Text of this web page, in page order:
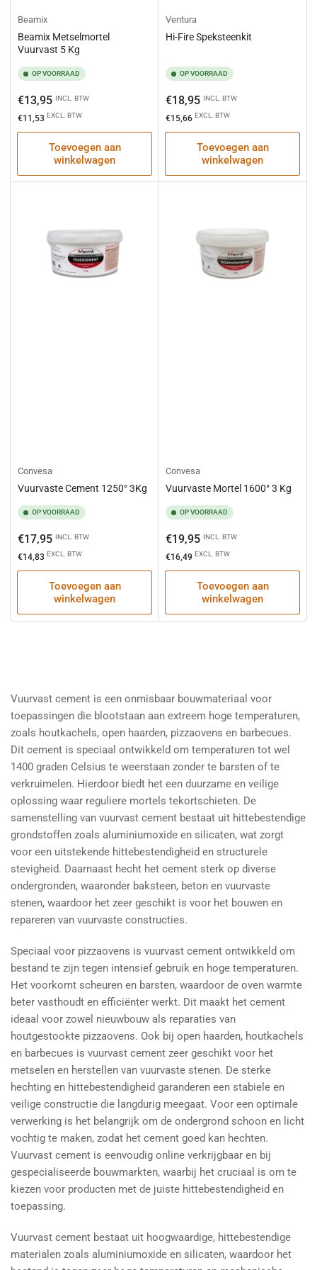
Beamix
Beamix Metselmortel
Vuurvast 5 Kg
OP VOORRAAD
Normale
prijs
€13,95 INCL. BTW
€11,53 EXCL. BTW
Toevoegen aan
winkelwagen
Ventura
Hi-Fire Speksteenkit
OP VOORRAAD
Normale
prijs
€18,95 INCL. BTW
€15,66 EXCL. BTW
Toevoegen aan
winkelwagen
Convesa
Vuurvaste Cement 1250° 3Kg
OP VOORRAAD
Normale
prijs
€17,95 INCL. BTW
€14,83 EXCL. BTW
Toevoegen aan
winkelwagen
Convesa
Vuurvaste Mortel 1600° 3 Kg
OP VOORRAAD
Normale
prijs
€19,95 INCL. BTW
€16,49 EXCL. BTW
Toevoegen aan
winkelwagen
Vuurvast cement is een onmisbaar bouwmateriaal voor
toepassingen die blootstaan aan extreem hoge temperaturen,
zoals houtkachels, open haarden, pizzaovens en barbecues.
Dit cement is speciaal ontwikkeld om temperaturen tot wel
1400 graden Celsius te weerstaan zonder te barsten of te
verkruimelen. Hierdoor biedt het een duurzame en veilige
oplossing waar reguliere mortels tekortschieten. De
samenstelling van vuurvast cement bestaat uit hittebestendige
grondstoffen zoals aluminiumoxide en silicaten, wat zorgt
voor een uitstekende hittebestendigheid en structurele
stevigheid. Daarnaast hecht het cement sterk op diverse
ondergronden, waaronder baksteen, beton en vuurvaste
stenen, waardoor het zeer geschikt is voor het bouwen en
repareren van vuurvaste constructies.
Speciaal voor pizzaovens is vuurvast cement ontwikkeld om
bestand te zijn tegen intensief gebruik en hoge temperaturen.
Het voorkomt scheuren en barsten, waardoor de oven warmte
beter vasthoudt en efficiënter werkt. Dit maakt het cement
ideaal voor zowel nieuwbouw als reparaties van
houtgestookte pizzaovens. Ook bij open haarden, houtkachels
en barbecues is vuurvast cement zeer geschikt voor het
metselen en herstellen van vuurvaste stenen. De sterke
hechting en hittebestendigheid garanderen een stabiele en
veilige constructie die langdurig meegaat. Voor een optimale
verwerking is het belangrijk om de ondergrond schoon en licht
vochtig te maken, zodat het cement goed kan hechten.
Vuurvast cement is eenvoudig online verkrijgbaar en bij
gespecialiseerde bouwmarkten, waarbij het cruciaal is om te
kiezen voor producten met de juiste hittebestendigheid en
toepassing.
Vuurvast cement bestaat uit hoogwaardige, hittebestendige
materialen zoals aluminiumoxide en silicaten, waardoor het